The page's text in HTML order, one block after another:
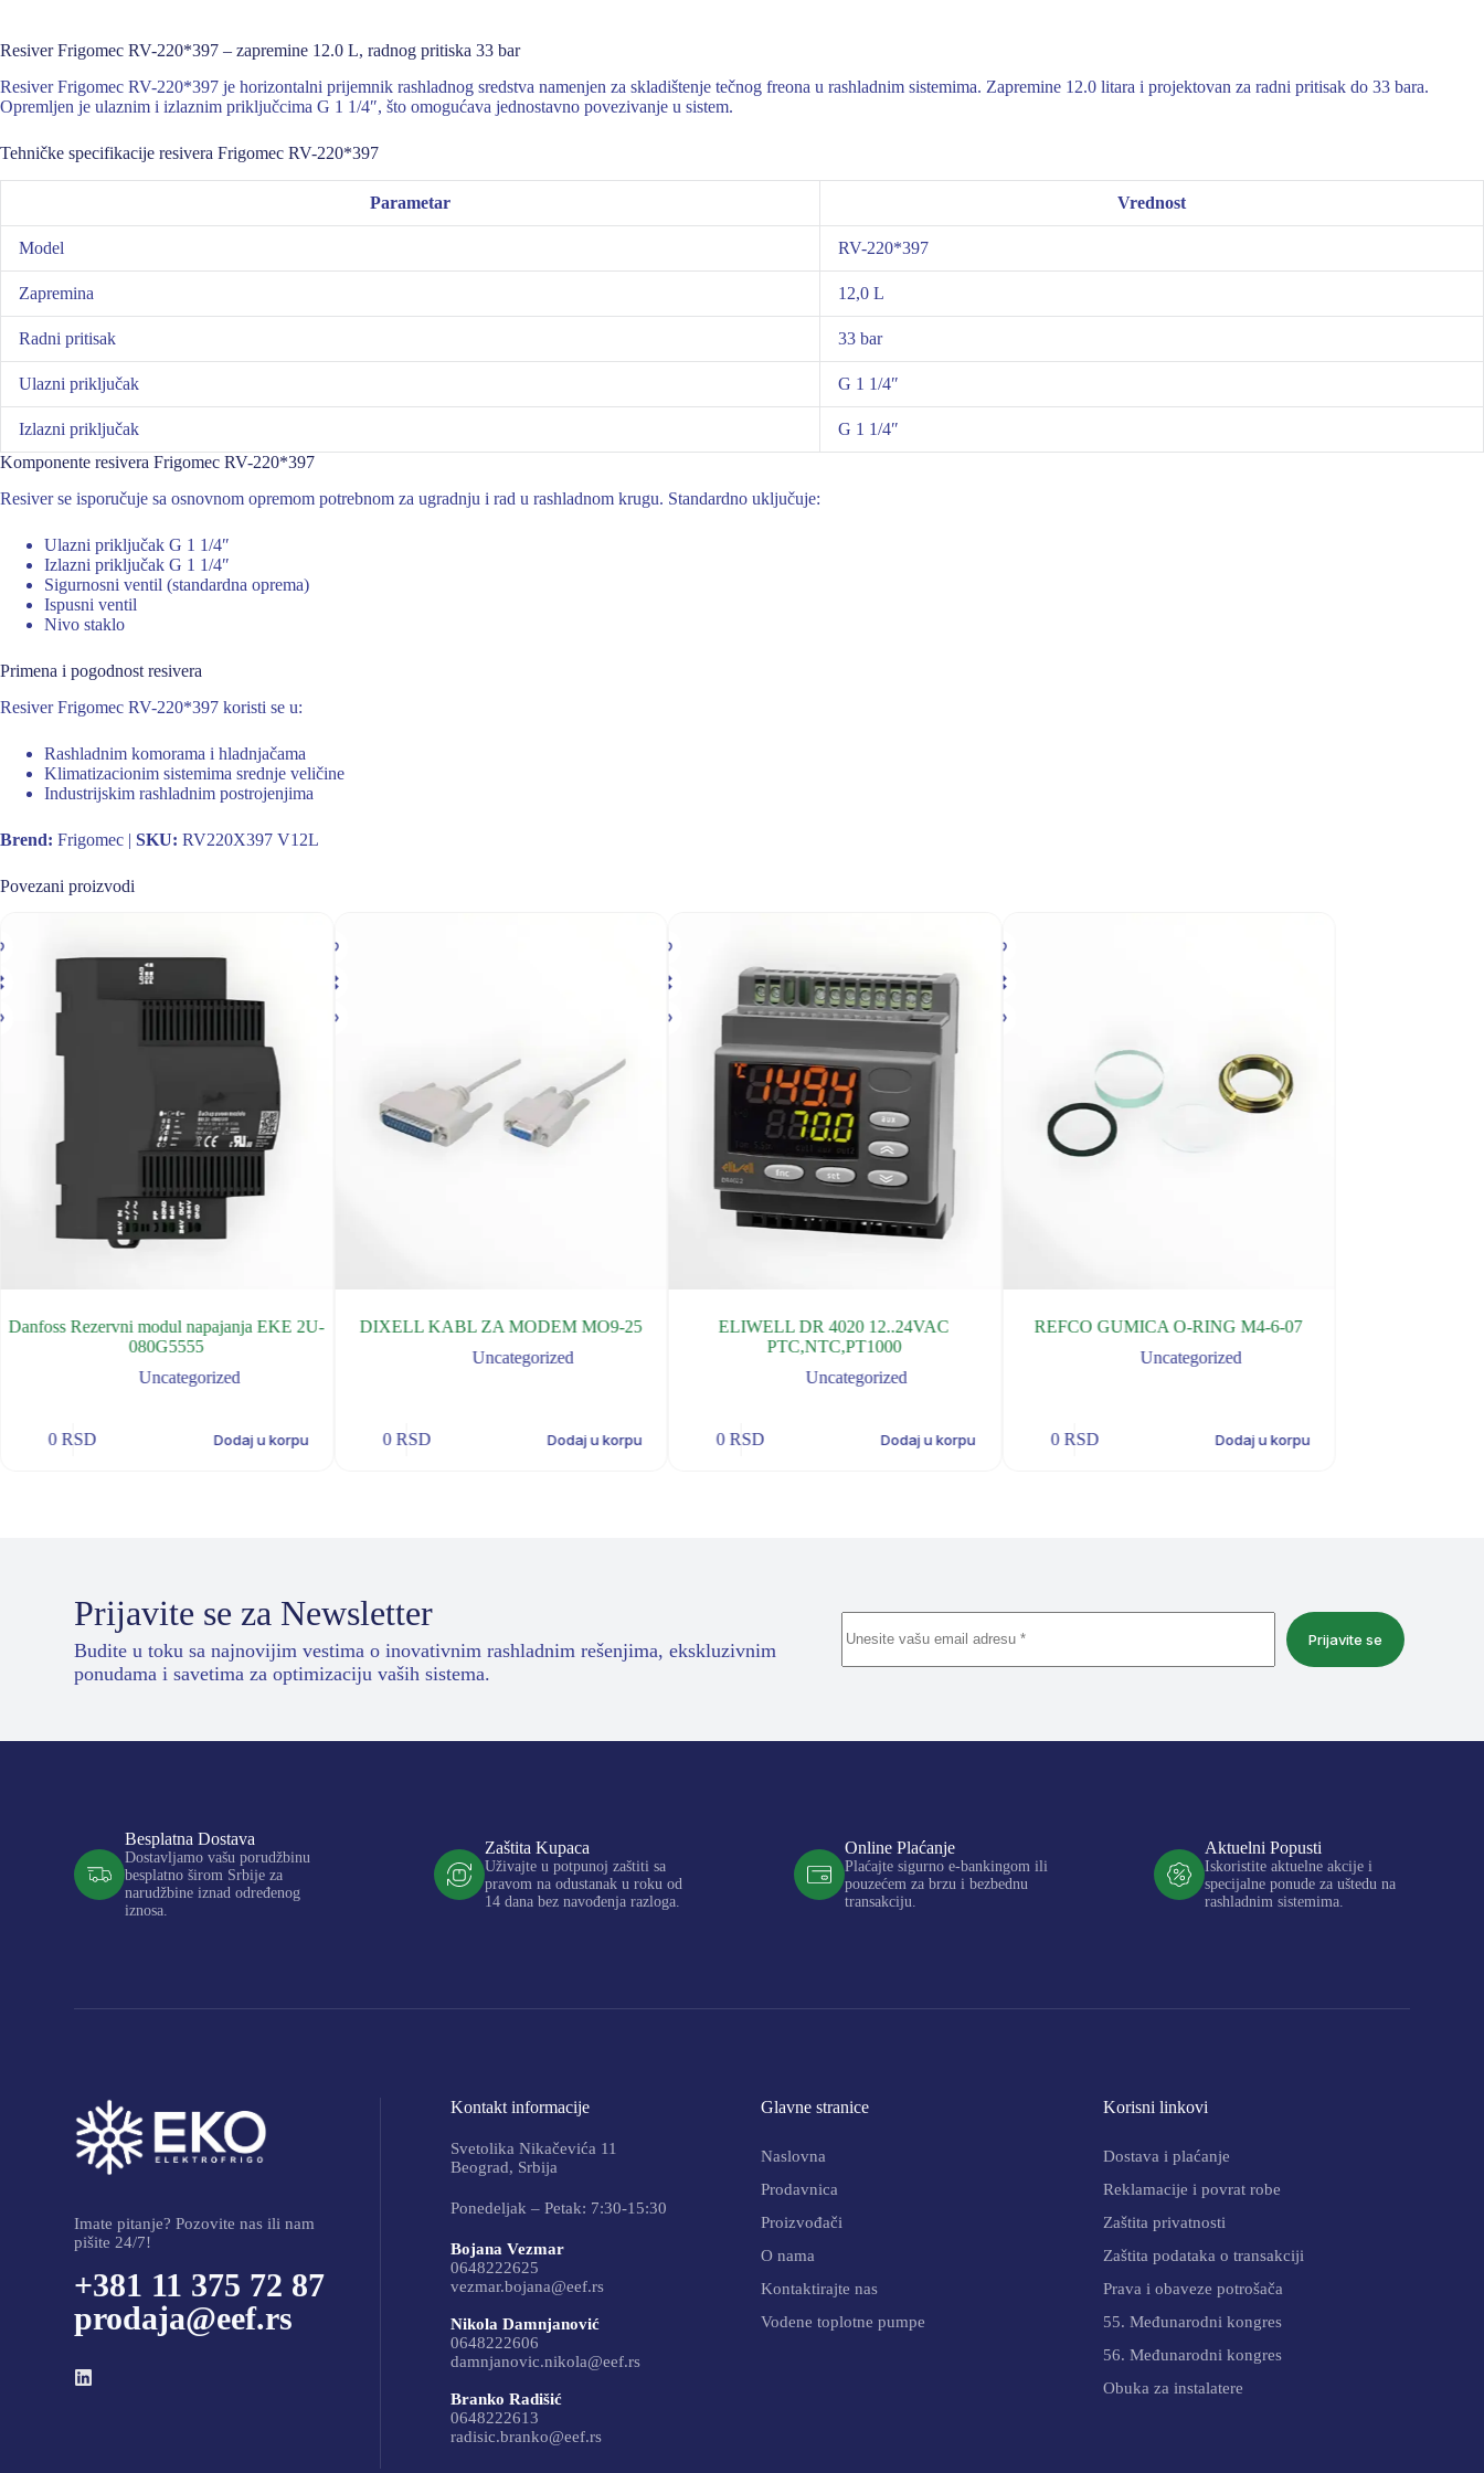
Resiver Frigomec RV-220*397 – zapremine 12.0 L, radnog pritiska 33 bar
Resiver Frigomec RV-220*397 je horizontalni prijemnik rashladnog sredstva namenjen za skladištenje tečnog freona u rashladnim sistemima. Zapremine 12.0 litara i projektovan za radni pritisak do 33 bara.
Opremljen je ulaznim i izlaznim priključcima G 1 1/4″, što omogućava jednostavno povezivanje u sistem.
Tehničke specifikacije resivera Frigomec RV-220*397
Parametar Vrednost
Model RV-220*397
Zapremina 12,0 L
Radni pritisak 33 bar
Ulazni priključak G 1 1/4″
Izlazni priključak
G 1 1/4″
Komponente resivera Frigomec RV-220*397
Resiver se isporučuje sa osnovnom opremom potrebnom za ugradnju i rad u rashladnom krugu. Standardno uključuje:
Ulazni priključak G 1 1/4″
Izlazni priključak G 1 1/4″
Sigurnosni ventil (standardna oprema)
Ispusni ventil
Nivo staklo
Primena i pogodnost resivera
Resiver Frigomec RV-220*397 koristi se u:
Rashladnim komorama i hladnjačama
Klimatizacionim sistemima srednje veličine
Industrijskim rashladnim postrojenjima
Brend: Frigomec | SKU: RV220X397 V12L
Povezani proizvodi
Danfoss Rezervni modul napajanja EKE 2U-
080G5555
Uncategorized
0RSD Dodaj u korpu
DIXELL KABL ZA MODEM MO9-25
Uncategorized
0 RSD Dodaj u korpu
ELIWELL DR 4020 12..24VAC
PTC,NTC,PT1000
Uncategorized
0 RSD Dodaj u korpu
REFCO GUMICA O-RING M4-6-07
Uncategorized
0 RSD Dodaj u korpu
Prijavite se za Newsletter
Budite u toku sa najnovijim vestima o inovativnim rashladnim rešenjima, ekskluzivnim
ponudama i savetima za optimizaciju vaših sistema.
Prijavite se
Besplatna Dostava
Dostavljamo vašu porudžbinu
besplatno širom Srbije za
narudžbine iznad određenog
iznosa.
Zaštita Kupaca
Uživajte u potpunoj zaštiti sa
pravom na odustanak u roku od
14 dana bez navođenja razloga.
Online Plaćanje
Plaćajte sigurno e-bankingom ili
pouzećem za brzu i bezbednu
transakciju.
Aktuelni Popusti
Iskoristite aktuelne akcije i
specijalne ponude za uštedu na
rashladnim sistemima.
Imate pitanje? Pozovite nas ili nam
pišite 24/7!
+381 11 375 72 87
prodaja@eef.rs
Kontakt informacije
Svetolika Nikačevića 11
Beograd, Srbija
Ponedeljak – Petak: 7:30-15:30
Bojana Vezmar
0648222625
vezmar.bojana@eef.rs
Nikola Damnjanović
0648222606
damnjanovic.nikola@eef.rs
Branko Radišić
0648222613
radisic.branko@eef.rs
Glavne stranice
Naslovna
Prodavnica
Proizvođači
O nama
Kontaktirajte nas
Vodene toplotne pumpe
Korisni linkovi
Dostava i plaćanje
Reklamacije i povrat robe
Zaštita privatnosti
Zaštita podataka o transakciji
Prava i obaveze potrošača
55. Međunarodni kongres
56. Međunarodni kongres
Obuka za instalatere